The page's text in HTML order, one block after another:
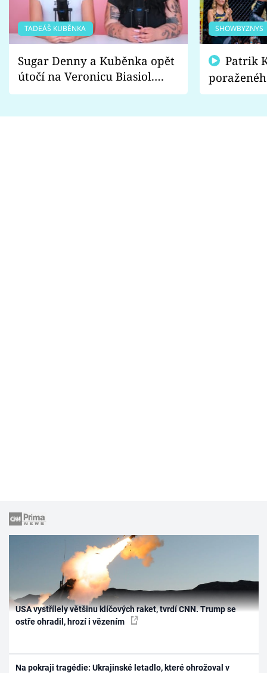
TADEÁŠ KUBĚNKA
Sugar Denny a Kuběnka opět
útočí na Veronicu Biasiol.
Proč je podle nich falešná a
SHOWBYZNYS
fanoušci
USA vystřílely většinu klíčových raket, tvrdí CNN. Trump se
ostře ohradil, hrozí i vězením
Na pokraji tragédie: Ukrajinské letadlo, které ohrožoval v